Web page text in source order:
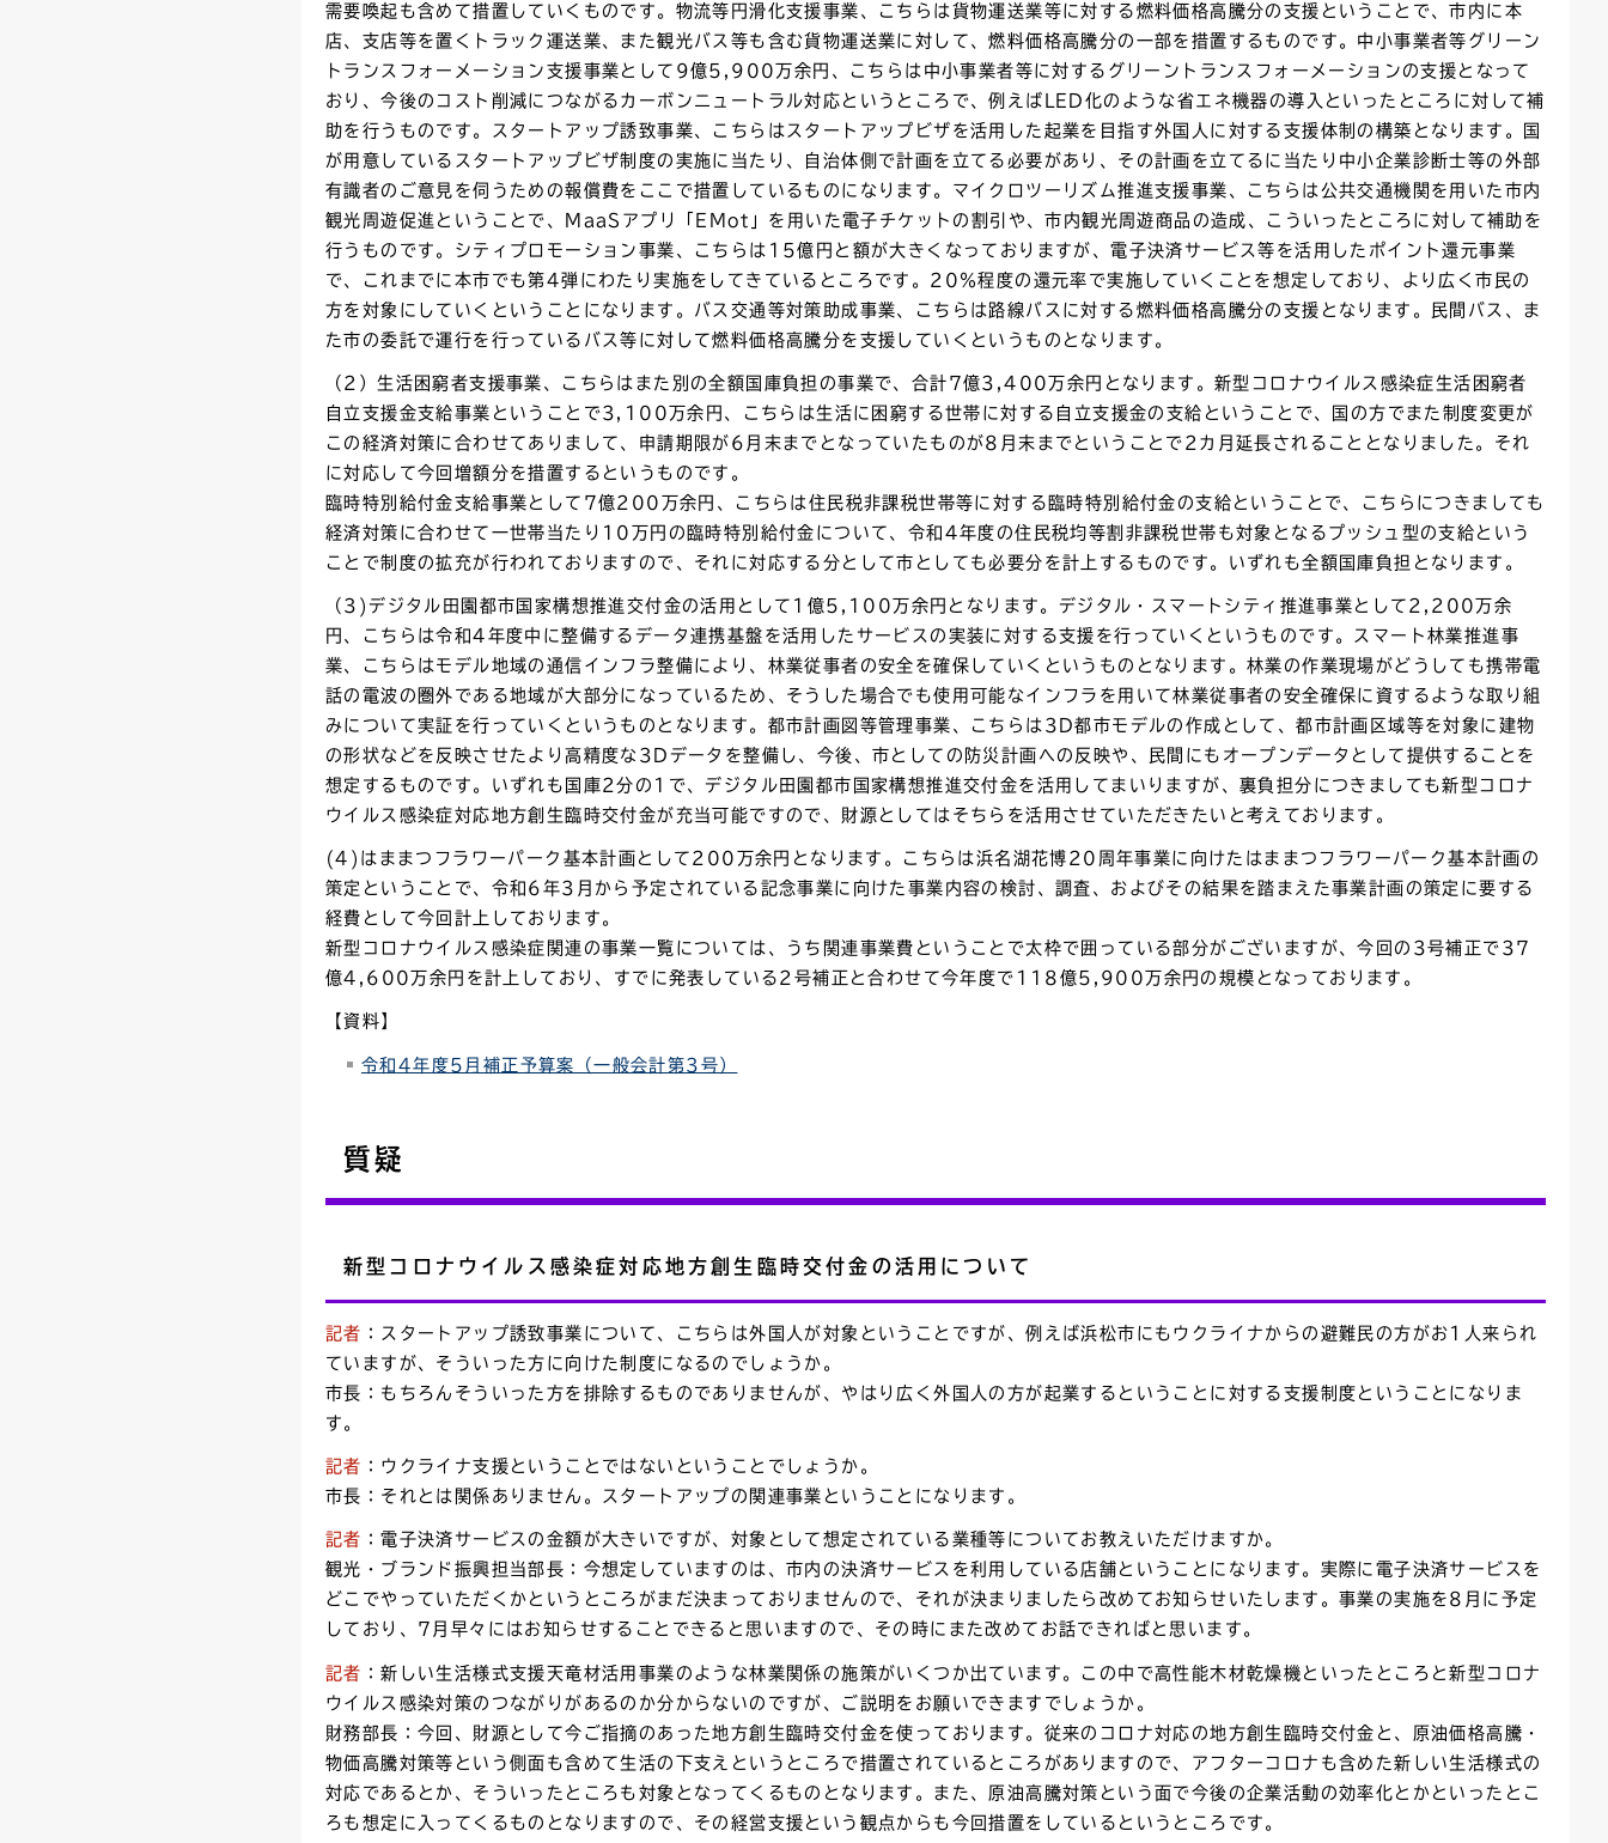
需要喚起も含めて措置していくものです。物流等円滑化支援事業、こちらは貨物運送業等に対する燃料価格高騰分の支援ということで、市内に本
店、支店等を置くトラック運送業、また観光バス等も含む貨物運送業に対して、燃料価格高騰分の一部を措置するものです。中小事業者等グリーン
トランスフォーメーション支援事業として9億5,900万余円、こちらは中小事業者等に対するグリーントランスフォーメーションの支援となって
おり、今後のコスト削減につながるカーボンニュートラル対応というところで、例えばLED化のような省エネ機器の導入といったところに対して補
助を行うものです。スタートアップ誘致事業、こちらはスタートアップビザを活用した起業を目指す外国人に対する支援体制の構築となります。国
が用意しているスタートアップビザ制度の実施に当たり、自治体側で計画を立てる必要があり、その計画を立てるに当たり中小企業診断士等の外部
有識者のご意見を伺うための報償費をここで措置しているものになります。マイクロツーリズム推進支援事業、こちらは公共交通機関を用いた市内
観光周遊促進ということで、MaaSアプリ「EMot」を用いた電子チケットの割引や、市内観光周遊商品の造成、こういったところに対して補助を
行うものです。シティプロモーション事業、こちらは15億円と額が大きくなっておりますが、電子決済サービス等を活用したポイント還元事業
で、これまでに本市でも第4弾にわたり実施をしてきているところです。20％程度の還元率で実施していくことを想定しており、より広く市民の
方を対象にしていくということになります。バス交通等対策助成事業、こちらは路線バスに対する燃料価格高騰分の支援となります。民間バス、ま
た市の委託で運行を行っているバス等に対して燃料価格高騰分を支援していくというものとなります。
（2）生活困窮者支援事業、こちらはまた別の全額国庫負担の事業で、合計7億3,400万余円となります。新型コロナウイルス感染症生活困窮者
自立支援金支給事業ということで3,100万余円、こちらは生活に困窮する世帯に対する自立支援金の支給ということで、国の方でまた制度変更が
この経済対策に合わせてありまして、申請期限が6月末までとなっていたものが8月末までということで2カ月延長されることとなりました。それ
に対応して今回増額分を措置するというものです。
臨時特別給付金支給事業として7億200万余円、こちらは住民税非課税世帯等に対する臨時特別給付金の支給ということで、こちらにつきましても
経済対策に合わせて一世帯当たり10万円の臨時特別給付金について、令和4年度の住民税均等割非課税世帯も対象となるプッシュ型の支給という
ことで制度の拡充が行われておりますので、それに対応する分として市としても必要分を計上するものです。いずれも全額国庫負担となります。
（3)デジタル田園都市国家構想推進交付金の活用として1億5,100万余円となります。デジタル・スマートシティ推進事業として2,200万余
円、こちらは令和4年度中に整備するデータ連携基盤を活用したサービスの実装に対する支援を行っていくというものです。スマート林業推進事
業、こちらはモデル地域の通信インフラ整備により、林業従事者の安全を確保していくというものとなります。林業の作業現場がどうしても携帯電
話の電波の圏外である地域が大部分になっているため、そうした場合でも使用可能なインフラを用いて林業従事者の安全確保に資するような取り組
みについて実証を行っていくというものとなります。都市計画図等管理事業、こちらは3D都市モデルの作成として、都市計画区域等を対象に建物
の形状などを反映させたより高精度な3Dデータを整備し、今後、市としての防災計画への反映や、民間にもオープンデータとして提供することを
想定するものです。いずれも国庫2分の1で、デジタル田園都市国家構想推進交付金を活用してまいりますが、裏負担分につきましても新型コロナ
ウイルス感染症対応地方創生臨時交付金が充当可能ですので、財源としてはそちらを活用させていただきたいと考えております。
(4)はままつフラワーパーク基本計画として200万余円となります。こちらは浜名湖花博20周年事業に向けたはままつフラワーパーク基本計画の
策定ということで、令和6年3月から予定されている記念事業に向けた事業内容の検討、調査、およびその結果を踏まえた事業計画の策定に要する
経費として今回計上しております。
新型コロナウイルス感染症関連の事業一覧については、うち関連事業費ということで太枠で囲っている部分がございますが、今回の3号補正で37
億4,600万余円を計上しており、すでに発表している2号補正と合わせて今年度で118億5,900万余円の規模となっております。
【資料】
令和4年度5月補正予算案（一般会計第3号）
質疑
新型コロナウイルス感染症対応地方創生臨時交付金の活用について
記者 ：スタートアップ誘致事業について、こちらは外国人が対象ということですが、例えば浜松市にもウクライナからの避難民の方がお1人来られ
ていますが、そういった方に向けた制度になるのでしょうか。
市長：もちろんそういった方を排除するものでありませんが、やはり広く外国人の方が起業するということに対する支援制度ということになりま
す。
記者 ：ウクライナ支援ということではないということでしょうか。
市長：それとは関係ありません。スタートアップの関連事業ということになります。
記者 ：電子決済サービスの金額が大きいですが、対象として想定されている業種等についてお教えいただけますか。
観光・ブランド振興担当部長：今想定していますのは、市内の決済サービスを利用している店舗ということになります。実際に電子決済サービスを
どこでやっていただくかというところがまだ決まっておりませんので、それが決まりましたら改めてお知らせいたします。事業の実施を8月に予定
しており、7月早々にはお知らせすることできると思いますので、その時にまた改めてお話できればと思います。
記者 ：新しい生活様式支援天竜材活用事業のような林業関係の施策がいくつか出ています。この中で高性能木材乾燥機といったところと新型コロナ
ウイルス感染対策のつながりがあるのか分からないのですが、ご説明をお願いできますでしょうか。
財務部長：今回、財源として今ご指摘のあった地方創生臨時交付金を使っております。従来のコロナ対応の地方創生臨時交付金と、原油価格高騰・
物価高騰対策等という側面も含めて生活の下支えというところで措置されているところがありますので、アフターコロナも含めた新しい生活様式の
対応であるとか、そういったところも対象となってくるものとなります。また、原油高騰対策という面で今後の企業活動の効率化とかといったとこ
ろも想定に入ってくるものとなりますので、その経営支援という観点からも今回措置をしているというところです。